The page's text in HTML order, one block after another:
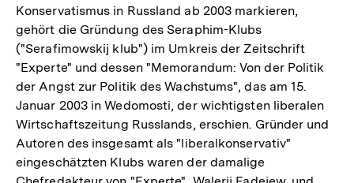
Konservatismus in Russland ab 2003 markieren,
gehört die Gründung des Seraphim-Klubs
("Serafimowskij klub") im Umkreis der Zeitschrift
"Experte" und dessen "Memorandum: Von der Politik
der Angst zur Politik des Wachstums", das am 15.
Januar 2003 in Wedomosti, der wichtigsten liberalen
Wirtschaftszeitung Russlands, erschien. Gründer und
Autoren des insgesamt als "liberalkonservativ"
eingeschätzten Klubs waren der damalige